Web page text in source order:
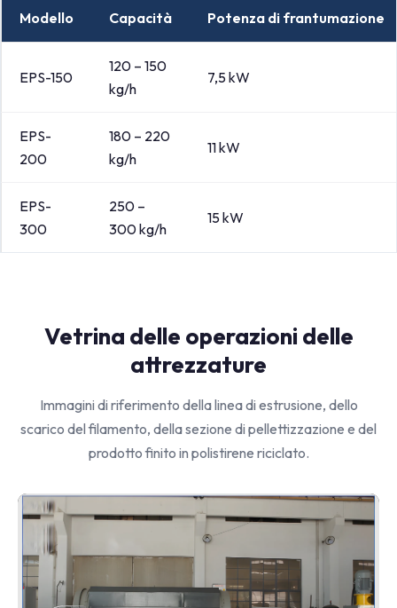
Modello Capacità Potenza di frantumazione
EPS-150
120 – 150
kg/h
7,5 kW
EPS-
200
180 – 220
kg/h
11 kW
EPS-
300
250 –
300 kg/h
15 kW
Vetrina delle operazioni delle
attrezzature
Immagini di riferimento della linea di estrusione, dello
scarico del filamento, della sezione di pellettizzazione e del
prodotto finito in polistirene riciclato.